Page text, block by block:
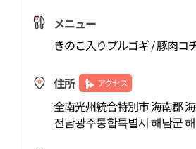
メニュー
きのこ入りプルゴギ / 豚肉コ
住所 アクセス
全南光州統合特別市 海南郡
전남광주통합특별시 해남군